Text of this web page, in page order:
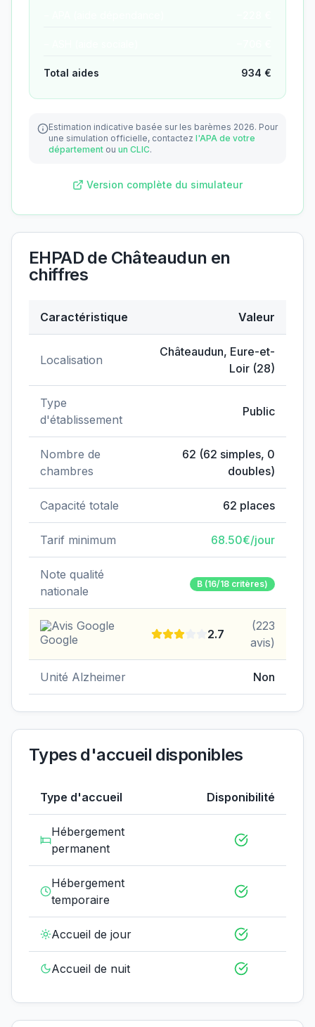
Total aides 934 €
Estimation indicative basée sur les barèmes 2026. Pour
une simulation officielle, contactez l'APA de votre
département ou un CLIC.
Version complète du simulateur
EHPAD de Châteaudun en
chiffres
Caractéristique Valeur
Localisation
Châteaudun, Eure-et-
Loir (28)
Type
d'établissement
Public
Nombre de
chambres
62 (62 simples, 0
doubles)
Capacité totale 62 places
Tarif minimum 68.50€/jour
Note qualité
nationale
B (16/18 critères)
Avis Google
2.7
(223
avis)
Unité Alzheimer Non
Types d'accueil disponibles
Type d'accueil Disponibilité
Hébergement
permanent
Hébergement
temporaire
Accueil de jour
Accueil de nuit